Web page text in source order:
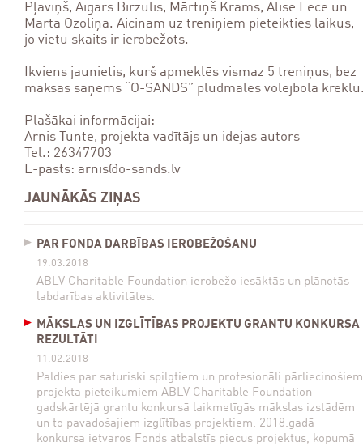
Pļaviņš, Aigars Birzulis, Mārtiņš Krams, Alise Lece un
Marta Ozoliņa. Aicinām uz treniņiem pieteikties laikus,
jo vietu skaits ir ierobežots.
Ikviens jaunietis, kurš apmeklēs vismaz 5 treniņus, bez
maksas saņems “O-SANDS” pludmales volejbola
Plašākai informācijai:
Arnis Tunte, projekta vadītājs un idejas autors
Tel.: 26347703
E-pasts: arnis@o-sands.lv
JAUNĀKĀS ZIŅAS
PAR FONDA DARBĪBAS IEROBEŽOŠANU
19.03.2018
ABLV Charitable Foundation ierobežo iesāktās un plānotās
labdarības aktivitātes.
MĀKSLAS UN IZGLĪTĪBAS PROJEKTU GRANTU KONKURSA
REZULTĀTI
11.02.2018
Paldies par saturiski spilgtiem un profesionāli pārliecinošiem
projekta pieteikumiem ABLV Charitable Foundation
gadskārtējā grantu konkursā laikmetīgās mākslas izstādēm
un to pavadošajiem izglītības projektiem. 2018.gadā
konkursa ietvaros Fonds atbalstīs piecus projektus, kopumā